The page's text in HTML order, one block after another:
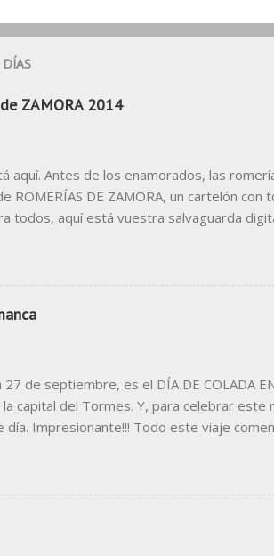
ZAMORA 2014
aquí. Antes de los enamorados, las
ROMERÍAS DE ZAMORA, un cartelón
todos, aquí está vuestra salvaguarda
algo que no sea vuestro uso personal
27 de septiembre, es el DÍA DE COLADA
la capital del Tormes. Y, para celebrar
día. Impresionante!!! Todo este viaje
cosa que ojalá ocurriera todos los días :-)
estilo cómic sobre la idea de una